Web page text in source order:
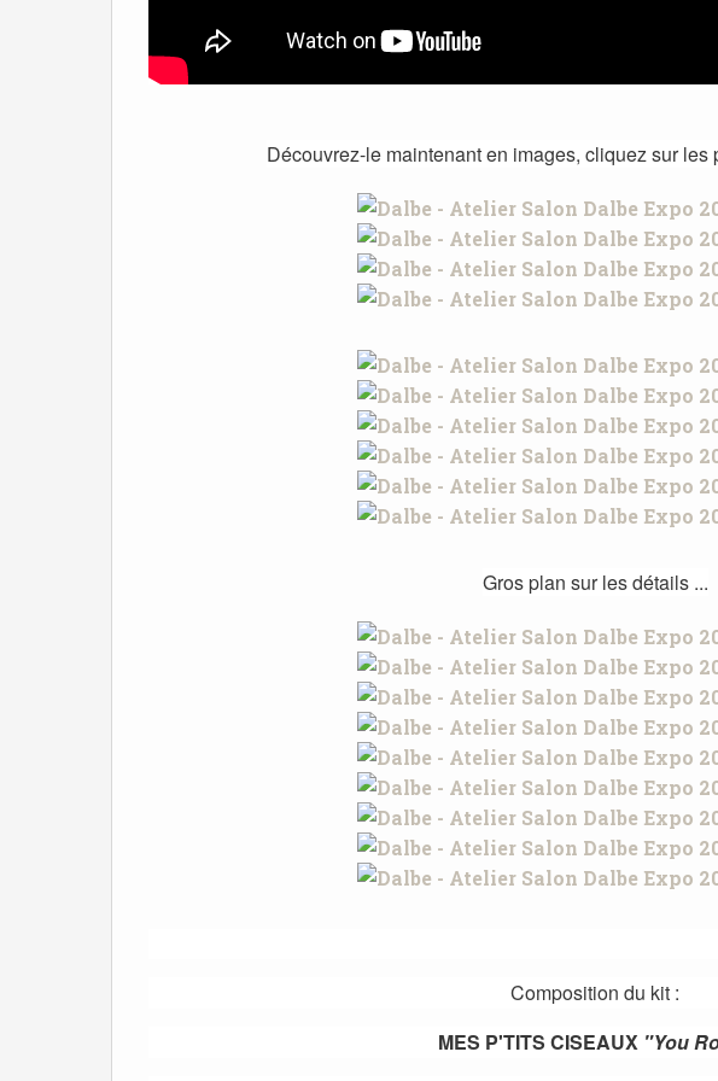
Découvrez-le maintenant en images, cliquez sur les
Gros plan sur les détails ...
Composition du kit :
MES P'TITS CISEAUX "You